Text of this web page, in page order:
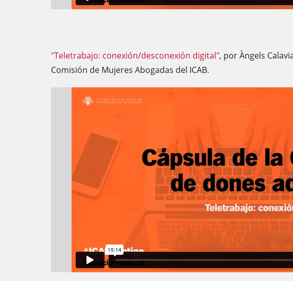
"Teletrabajo: conexión/desconexión digital", por Àngels
Comisión de Mujeres Abogadas del ICAB.